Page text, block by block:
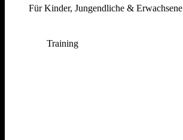
Für Kinder, Jungendliche & Erwachsene
Training